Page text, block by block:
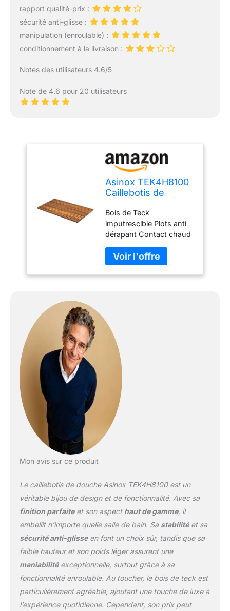
rapport qualité-prix :
sécurité anti-glisse :
manipulation (enroulable) :
conditionnement à la livraison :
Notes des utilisateurs 4.6/5
Note de 4.6 pour 20 utilisateurs
Asinox TEK4H8100
Caillebotis de
Teck, Enroulable,
86 x 66 x 2,5 cm
Bois de Teck
imputrescible Plots anti
dérapant Contact chaud
66x86cm Peut s'utiliser
en extérieur
Mon avis sur ce produit
Le caillebotis de douche Asinox TEK4H8100 est un
véritable bijou de design et de fonctionnalité. Avec sa
finition parfaiteet son aspect haut de gamme, il
embellit n’importe quelle salle de bain. Sa stabilitéet sa
sécurité anti-glisseen font un choix sûr, tandis que sa
faible hauteur et son poids léger assurent une
maniabilitéexceptionnelle, surtout grâce à sa
fonctionnalité enroulable. Au toucher, le bois de teck est
particulièrement agréable, ajoutant une touche de luxe à
l’expérience quotidienne. Cependant, son prix peut